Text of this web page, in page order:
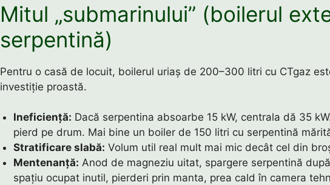
Mitul „submarinului” (boilerul
serpentină)
Pentru o casă de locuit, boilerul uriaș de 200–300 litri cu CTgaz
investiție proastă.
Ineficiență: Dacă serpentina absoarbe 15 kW, centrala dă 35
pierd pe drum. Mai bine un boiler de 150 litri cu serpentină
Stratificare slabă: Volum util real mult mai mic decât cel din
Mentenanță: Anod de magneziu uitat, spargere serpentină
spațiu ocupat inutil, pierderi prin manta, prea cald în camera